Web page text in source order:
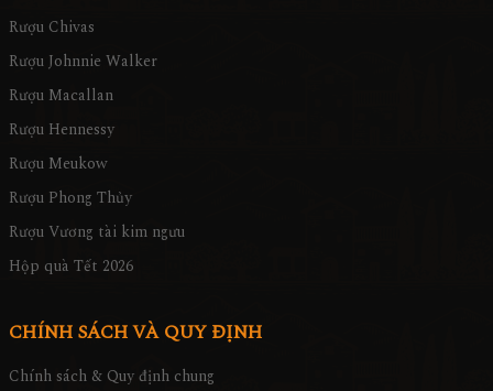
Rượu Chivas
Rượu Johnnie Walker
Rượu Macallan
Rượu Hennessy
Rượu Meukow
Rượu Phong Thủy
Rượu Vương tài kim ngưu
Hộp quà Tết 2026
CHÍNH SÁCH VÀ QUY ĐỊNH
Chính sách & Quy định chung